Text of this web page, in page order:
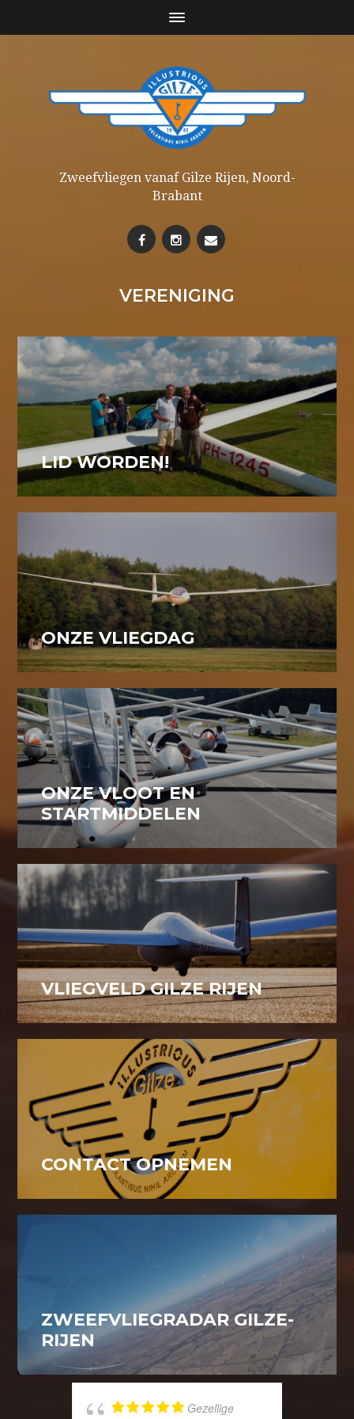
Zweefvliegen vanaf Gilze Rijen, Noord-
Brabant
VERENIGING
LID WORDEN!
ONZE VLIEGDAG
ONZE VLOOT EN
STARTMIDDELEN
VLIEGVELD GILZE RIJEN
CONTACT OPNEMEN
ZWEEFVLIEGRADAR GILZE-
RIJEN
Gezellige